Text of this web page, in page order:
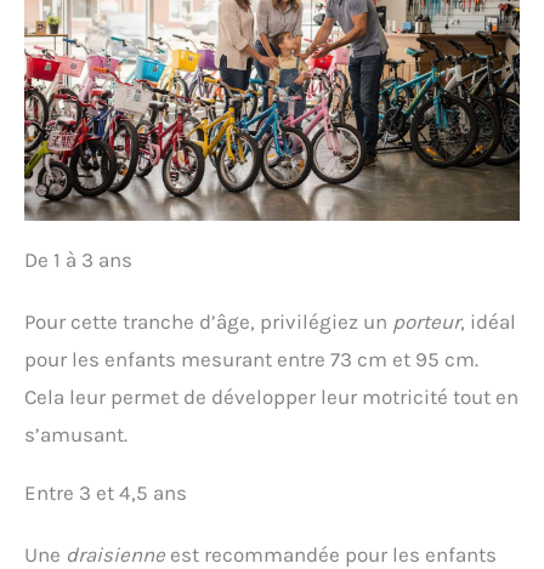
De 1 à 3 ans
Pour cette tranche d’âge, privilégiez un porteur, idéal
pour les enfants mesurant entre 73 cm et 95 cm.
Cela leur permet de développer leur motricité tout en
s’amusant.
Entre 3 et 4,5 ans
Une draisienne est recommandée pour les enfants